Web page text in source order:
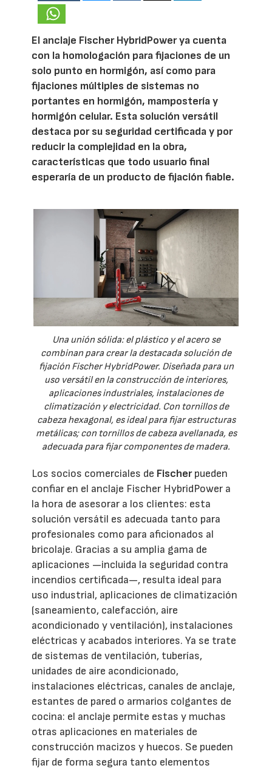
El anclaje Fischer HybridPower ya cuenta
con la homologación para fijaciones de un
solo punto en hormigón, así como para
fijaciones múltiples de sistemas no
portantes en hormigón, mampostería y
hormigón celular. Esta solución versátil
destaca por su seguridad certificada y por
reducir la complejidad en la obra,
características que todo usuario final
esperaría de un producto de fijación fiable.
Una unión sólida: el plástico y el acero se
combinan para crear la destacada solución de
fijación Fischer HybridPower. Diseñada para un
uso versátil en la construcción de interiores,
aplicaciones industriales, instalaciones de
climatización y electricidad. Con tornillos de
cabeza hexagonal, es ideal para fijar estructuras
metálicas; con tornillos de cabeza avellanada, es
adecuada para fijar componentes de madera.
Los socios comerciales de Fischerpueden
confiar en el anclaje Fischer HybridPower a
la hora de asesorar a los clientes: esta
solución versátil es adecuada tanto para
profesionales como para aficionados al
bricolaje. Gracias a su amplia gama de
aplicaciones —incluida la seguridad contra
incendios certificada—, resulta ideal para
uso industrial, aplicaciones de climatización
(saneamiento, calefacción, aire
acondicionado y ventilación), instalaciones
eléctricas y acabados interiores. Ya se trate
de sistemas de ventilación, tuberías,
unidades de aire acondicionado,
instalaciones eléctricas, canales de anclaje,
estantes de pared o armarios colgantes de
cocina: el anclaje permite estas y muchas
otras aplicaciones en materiales de
construcción macizos y huecos. Se pueden
fijar de forma segura tanto elementos